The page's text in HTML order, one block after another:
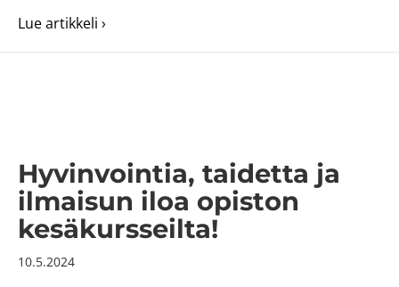
Lue artikkeli ›
Hyvinvointia, taidetta ja
ilmaisun iloa opiston
kesäkursseilta!
10.5.2024